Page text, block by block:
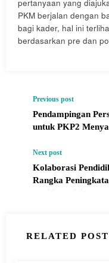
pertanyaan yang
PKM berjalan dengan
bagi kader, hal ini
berdasarkan pre dan
Previous post
Pendampingan
untuk PKP2
Next post
Kolaborasi
Rangka
Aktifitas Fisik
RELATED